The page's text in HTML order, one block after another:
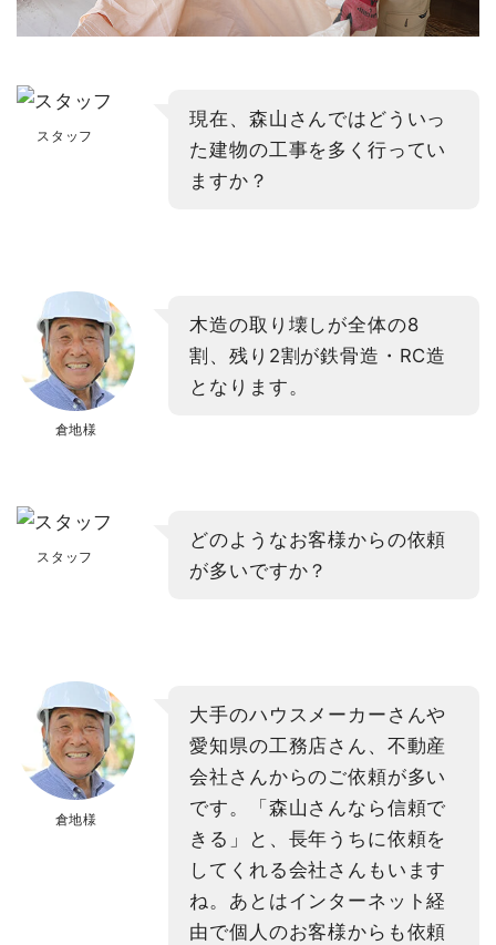
スタッフ
現在、森山さんではどういっ
た建物の工事を多く行ってい
ますか？
倉地様
木造の取り壊しが全体の8
割、残り2割が鉄骨造・RC造
となります。
スタッフ
どのようなお客様からの依頼
が多いですか？
倉地様
大手のハウスメーカーさんや
愛知県の工務店さん、不動産
会社さんからのご依頼が多い
です。「森山さんなら信頼で
きる」と、長年うちに依頼を
してくれる会社さんもいます
ね。あとはインターネット経
由で個人のお客様からも依頼